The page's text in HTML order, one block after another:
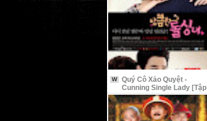
W
Quý Cô Xảo Quyệt -
Cunning Single Lady [Tập
9 Vietsub]